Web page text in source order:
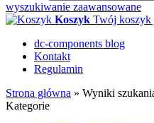
wyszukiwanie zaawansowane
Koszyk Twój koszyk
dc-components blog
Kontakt
Regulamin
Strona główna » Wyniki
Kategorie